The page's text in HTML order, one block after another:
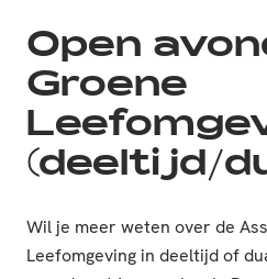
Open
Groene
(deeltijd/
Wil je meer weten over de
Leefomgeving in deeltijd of